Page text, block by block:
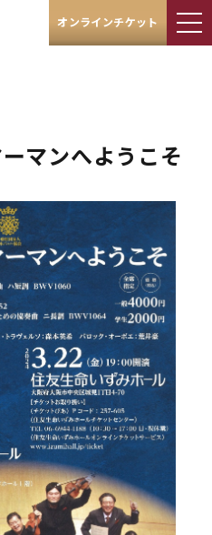
オンラインチケット
マンへようこそ